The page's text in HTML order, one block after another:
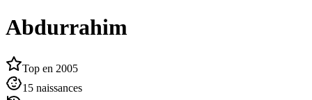
Abdurrahim
Top en 2005
15 naissances